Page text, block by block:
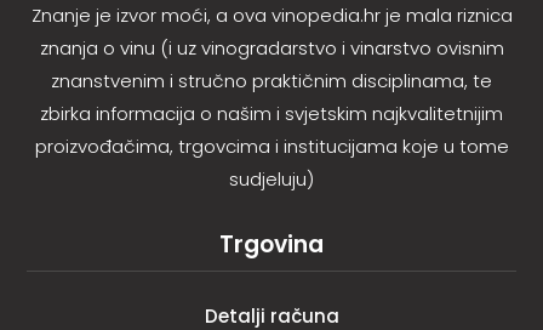
Znanje je izvor moći, a ova vinopedia.hr je mala riznica
znanja o vinu (i uz vinogradarstvo i vinarstvo ovisnim
znanstvenim i stručno praktičnim disciplinama, te
zbirka informacija o našim i svjetskim najkvalitetnijim
proizvođačima, trgovcima i institucijama koje u tome
sudjeluju)
Trgovina
Detalji računa